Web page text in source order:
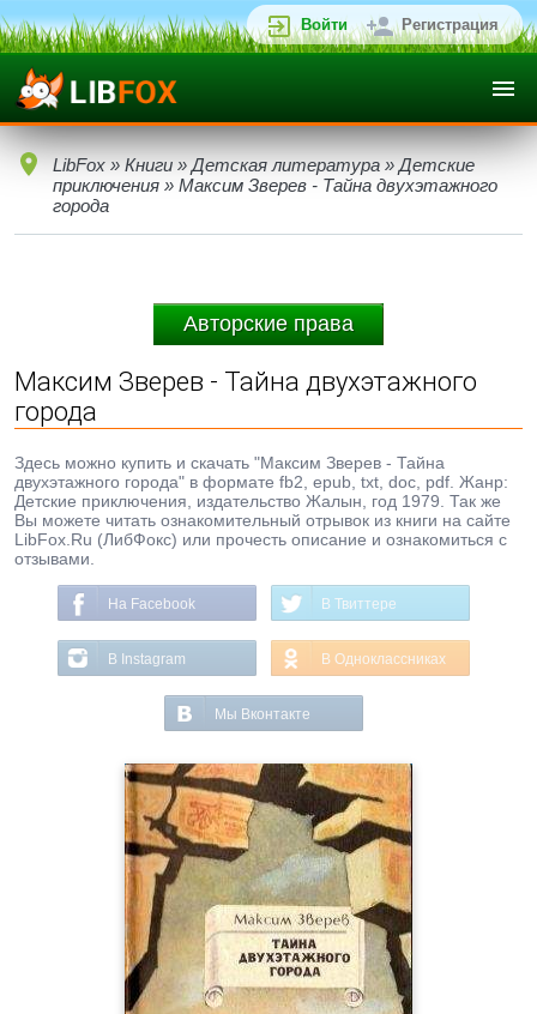
Войти Регистрация
LibFox » Книги » Детская литература » Детские
приключения » Максим Зверев - Тайна двухэтажного
города
Авторские права
Максим Зверев - Тайна двухэтажного
города
Здесь можно купить и скачать "Максим Зверев - Тайна
двухэтажного города" в формате fb2, epub, txt, doc, pdf. Жанр:
Детские приключения, издательство Жалын, год 1979. Так же
Вы можете читать ознакомительный отрывок из книги на сайте
LibFox.Ru (ЛибФокс) или прочесть описание и ознакомиться с
отзывами.
На Facebook В Твиттере
В Instagram В Одноклассниках
Мы Вконтакте